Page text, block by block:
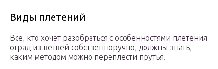
Виды плетений
Все, кто хочет разобраться с особенностями плетения
оград из ветвей собственноручно, должны знать,
каким методом можно переплести прутья.